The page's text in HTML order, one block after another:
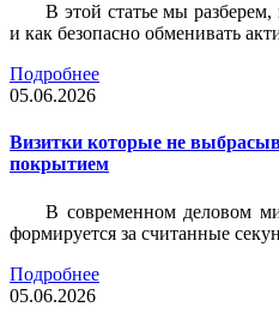
В этой статье мы
и как безопасно обменивать
Подробнее
05.06.2026
Визитки которые не
покрытием
В современном деловом
формируется за считанные
Подробнее
05.06.2026